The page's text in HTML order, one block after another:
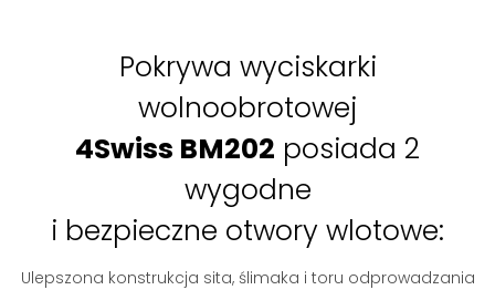
Pokrywa wyciskarki
wolnoobrotowej
4Swiss BM202 posiada 2
wygodne
i bezpieczne otwory wlotowe:
Ulepszona konstrukcja sita, ślimaka i toru odprowadzania